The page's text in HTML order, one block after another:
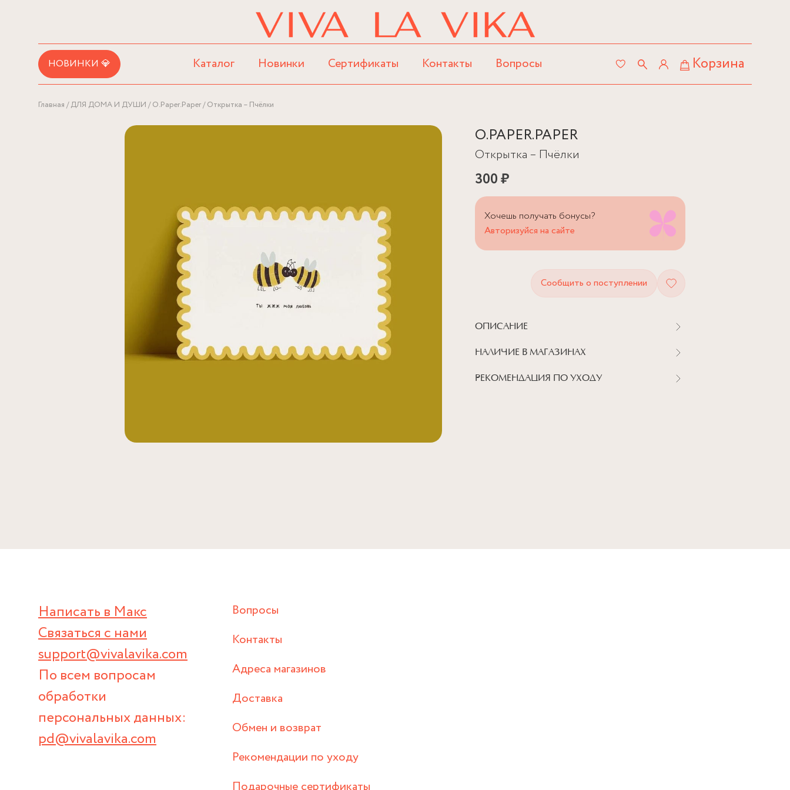
НОВИНКИ 💎 Каталог Новинки Сертификаты Контакты Вопросы Корзина
Главная ДЛЯ ДОМА И ДУШИ O.Paper.Paper Открытка – Пчёлки
O.PAPER.PAPER
Открытка – Пчёлки
300 ₽
Хочешь получать бонусы?
Авторизуйся на сайте
Сообщить о поступлении
ОПИСАНИЕ
НАЛИЧИЕ В МАГАЗИНАХ
РЕКОМЕНДАЦИЯ ПО УХОДУ
Написать в Макс
Связаться с нами
support@vivalavika.com
По всем вопросам
обработки
персональных данных:
pd@vivalavika.com
Вопросы
Контакты
Адреса магазинов
Доставка
Обмен и возврат
Рекомендации по уходу